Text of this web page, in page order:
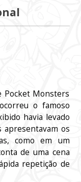
Pocket Monsters
o famoso
havia levado
apresentavam os
como em um
de uma cena
repetição de